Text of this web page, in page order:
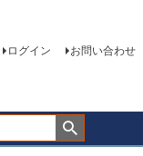
ログイン お問い合わせ